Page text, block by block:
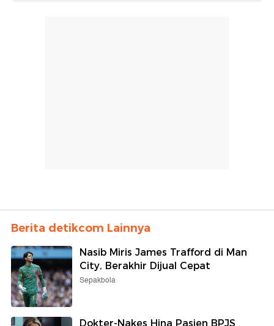
Berita detikcom Lainnya
Nasib Miris James Trafford di Man
City, Berakhir Dijual Cepat
Sepakbola
Dokter-Nakes Hina Pasien BPJS